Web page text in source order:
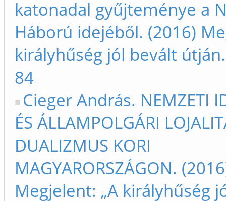
katonadal gyűjteménye a
Háború idejéből. (2016)
királyhűség jól bevált
84
Cieger András. NEMZETI
ÉS ÁLLAMPOLGÁRI
DUALIZMUS KORI
MAGYARORSZÁGON.
Megjelent: „A királyhűség